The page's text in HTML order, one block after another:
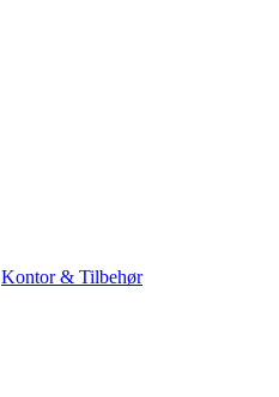
Kontor & Tilbehør